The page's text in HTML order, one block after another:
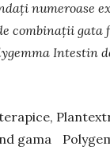
numeroase
combinații gata
Intestin
gama